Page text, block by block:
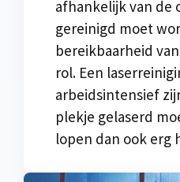
afhankelijk van de
gereinigd moet
bereikbaarheid
rol. Een
arbeidsintensief
plekje gelaserd
lopen dan ook erg